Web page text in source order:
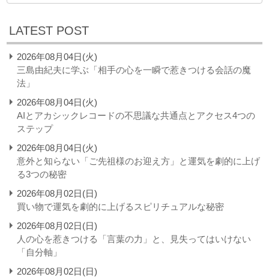
LATEST POST
2026年08月04日(火)
三島由紀夫に学ぶ「相手の心を一瞬で惹きつける会話の魔
法」
2026年08月04日(火)
AIとアカシックレコードの不思議な共通点とアクセス4つの
ステップ
2026年08月04日(火)
意外と知らない「ご先祖様のお迎え方」と運気を劇的に上げ
る3つの秘密
2026年08月02日(日)
買い物で運気を劇的に上げるスピリチュアルな秘密
2026年08月02日(日)
人の心を惹きつける「言葉の力」と、見失ってはいけない
「自分軸」
2026年08月02日(日)